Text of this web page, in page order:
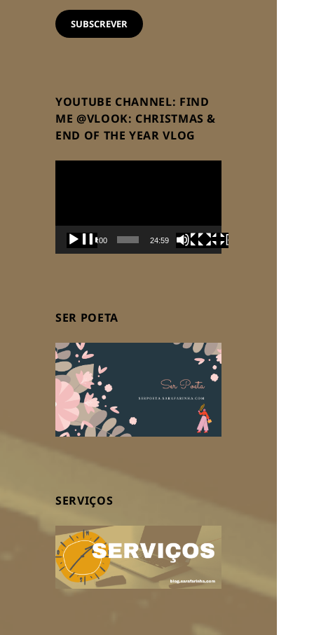
email
SUBSCREVER
YOUTUBE CHANNEL: FIND
ME @VLOOK: CHRISTMAS &
END OF THE YEAR VLOG
00:00 24:59
SER POETA
SERVIÇOS